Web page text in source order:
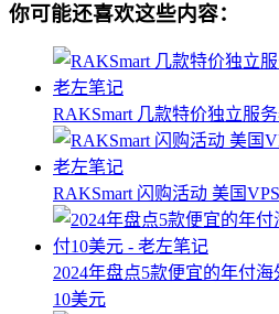
你可能还喜欢这些内容：
RAKSmart 几款特价独立服
RAKSmart 闪购活动 美国
2024年盘点5款便宜的年付
10美元